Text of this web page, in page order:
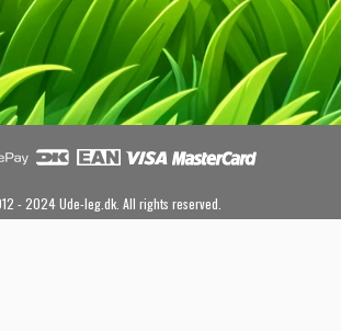
- 2024 Ude-leg.dk. All rights reserved.